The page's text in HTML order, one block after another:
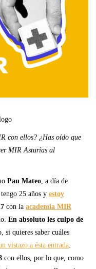
con ellos? ¿Has oído que
MIR Asturias al
Pau Mateo, a día de
tengo 25 años y estoy
con la academia MIR
En absoluto les culpo de
si quieres saber cuáles
vistazo a ésta entrada.
con ellos, por lo que, como